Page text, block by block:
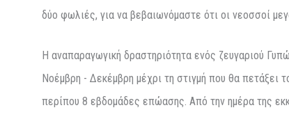
δύο φωλιές, για να βεβαιωνόμαστε ότι οι νεοσσοί
Η αναπαραγωγική δραστηριότητα ενός ζευγαριού
Νοέμβρη - Δεκέμβρη μέχρι τη στιγμή που θα
περίπου 8 εβδομάδες επώασης. Από την ημέρα της